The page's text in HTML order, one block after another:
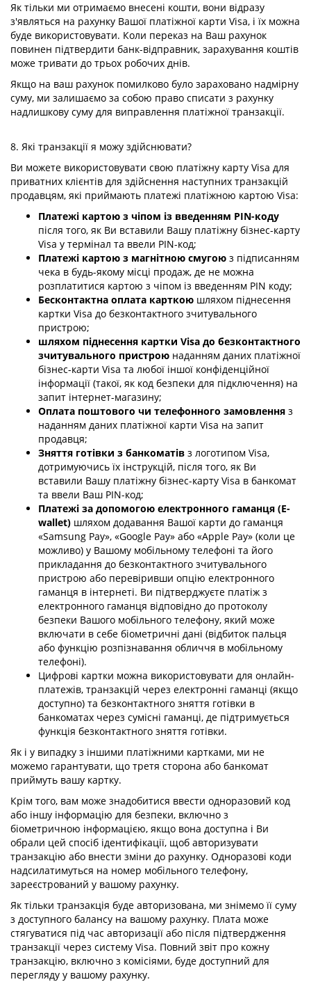
Як тільки ми отримаємо внесені кошти, вони відразу
з'являться на рахунку Вашої платіжної карти Visa, і їх можна
буде використовувати. Коли переказ на Ваш рахунок
повинен підтвердити банк-відправник, зарахування коштів
може тривати до трьох робочих днів.
Якщо на ваш рахунок помилково було зараховано надмірну
суму, ми залишаємо за собою право списати з рахунку
надлишкову суму для виправлення платіжної транзакції.
8. Які транзакції я можу здійснювати?
Ви можете використовувати свою платіжну карту Visa для
приватних клієнтів для здійснення наступних транзакцій
продавцям, які приймають платежі платіжною картою Visa:
Платежі картою з чіпом із введенням PIN-коду
після того, як Ви вставили Вашу платіжну бізнес-карту
Visa у термінал та ввели PIN-код;
Платежі картою з магнітною смугою з підписанням
чека в будь-якому місці продаж, де не можна
розплатитися картою з чіпом із введенням PIN коду;
Бесконтактна оплата карткою шляхом піднесення
картки Visa до безконтактного зчитувального
пристрою;
шляхом піднесення картки Visa до безконтактного
зчитувального пристрою наданням даних платіжної
бізнес-карти Visa та любої іншої конфіденційної
інформації (такої, як код безпеки для підключення) на
запит інтернет-магазину;
Оплата поштового чи телефонного замовлення з
наданням даних платіжної карти Visa на запит
продавця;
Зняття готівки з банкоматів з логотипом Visa,
дотримуючись їх інструкцій, після того, як Ви
вставили Вашу платіжну бізнес-карту Visa в банкомат
та ввели Ваш PIN-код;
Платежі за допомогою електронного гаманця (E-
wallet) шляхом додавання Вашої карти до гаманця
«Samsung Pay», «Google Pay» або «Apple Pay» (коли це
можливо) у Вашому мобільному телефоні та його
прикладання до безконтактного зчитувального
пристрою або перевіривши опцію електронного
гаманця в інтернеті. Ви підтверджуєте платіж з
електронного гаманця відповідно до протоколу
безпеки Вашого мобільного телефону, який може
включати в себе біометричні дані (відбиток пальця
або функцію розпізнавання обличчя в мобільному
телефоні).
Цифрові картки можна використовувати для онлайн-
платежів, транзакцій через електронні гаманці (якщо
доступно) та безконтактного зняття готівки в
банкоматах через сумісні гаманці, де підтримується
функція безконтактного зняття готівки.
Як і у випадку з іншими платіжними картками, ми не
можемо гарантувати, що третя сторона або банкомат
приймуть вашу картку.
Крім того, вам може знадобитися ввести одноразовий код
або іншу інформацію для безпеки, включно з
біометричною інформацією, якщо вона доступна і Ви
обрали цей спосіб ідентифікації, щоб авторизувати
транзакцію або внести зміни до рахунку. Одноразові коди
надсилатимуться на номер мобільного телефону,
зареєстрований у вашому рахунку.
Як тільки транзакція буде авторизована, ми знімемо її суму
з доступного балансу на вашому рахунку. Плата може
стягуватися під час авторизації або після підтвердження
транзакції через систему Visa. Повний звіт про кожну
транзакцію, включно з комісіями, буде доступний для
перегляду у вашому рахунку.